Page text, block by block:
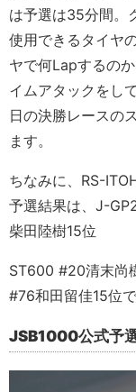
は予選は35分間。
使用できるタイヤ
ヤで何Lapするの
イムアタックをし
日の決勝レースの
ます。
ちなみに、RS-
予選結果は、J-
柴田陸樹15位
ST600 #20清末尚
#76和田留佳15位で
JSB1000公式予